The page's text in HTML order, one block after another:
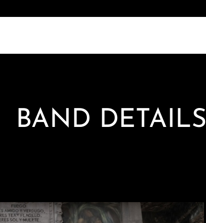
BAND DETAILS